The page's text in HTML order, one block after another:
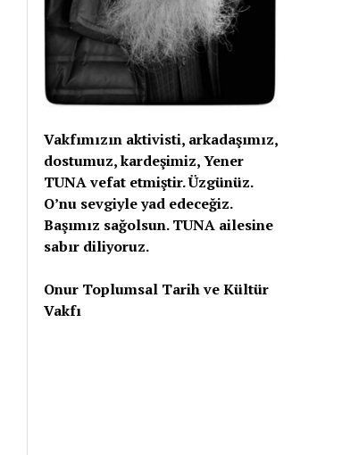
Vakfımızın aktivisti, arkadaşımız,
dostumuz, kardeşimiz, Yener
TUNA vefat etmiştir. Üzgünüz.
O’nu sevgiyle yad edeceğiz.
Başımız sağolsun. TUNA ailesine
sabır diliyoruz.
Onur Toplumsal Tarih ve Kültür
Vakfı